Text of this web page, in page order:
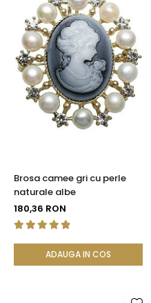
Brosa camee gri cu perle
naturale albe
180,36 RON
ADAUGA IN COS